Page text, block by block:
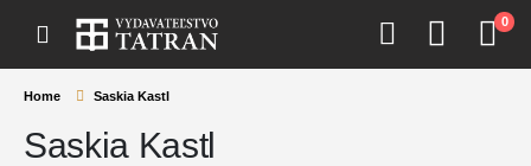
0
Home Saskia Kastl
Saskia Kastl